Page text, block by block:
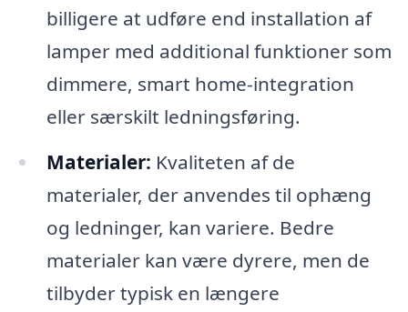
billigere at udføre end installation af
lamper med additional funktioner som
dimmere, smart home-integration
eller særskilt ledningsføring.
Materialer: Kvaliteten af de
materialer, der anvendes til ophæng
og ledninger, kan variere. Bedre
materialer kan være dyrere, men de
tilbyder typisk en længere